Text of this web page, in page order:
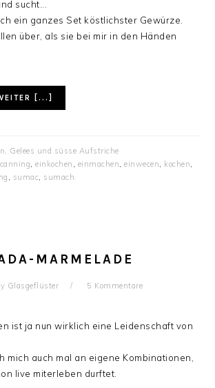
sucht...
ein ganzes Set köstlichster Gewürze.
über, als sie bei mir in den Händen
[...]
Gelees und süsse Aufstriche
canning,einkochen , einmachen,einwecen, kochen,
, sumac, sumach
MARMELADE
Glasgeflüster 5 Kommentare
ist ja nun wirklich eine Leidenschaft von
mich auch mal an eigene Kombinationen,
live miterleben durftet.